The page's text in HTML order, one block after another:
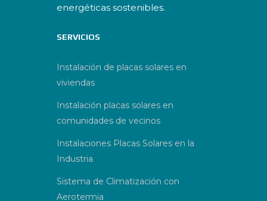
energéticas sostenibles.
SERVICIOS
Instalación de placas solares en
viviendas
Instalación placas solares en
comunidades de vecinos
Instalaciones Placas Solares en la
Industria
Sistema de Climatización con
Aerotermia